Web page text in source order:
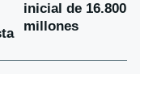
inicial de 16.800
millones